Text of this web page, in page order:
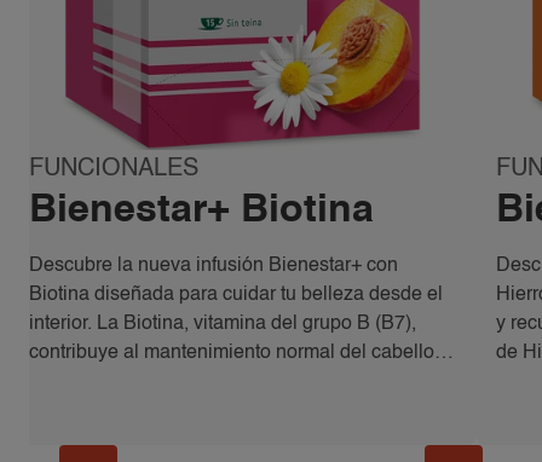
FUNCIONALES
Bienestar+ Biotina
Descubre la nueva infusión Bienestar+ con
Biotina diseñada para cuidar tu belleza desde el
interior. La Biotina, vitamina del grupo B (B7),
contribuye al mantenimiento normal del cabello,
y
de